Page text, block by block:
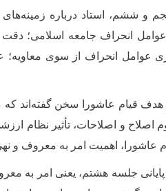
و ششم، استاد درباره
عوامل انحراف جامعه اسلامى؛
عوامل انحراف از سوى معاویه؛
قیام عاشورا سخن گفته‌اند
اصلاح و اصلاحات، تأثیر نظام
عاشورا، اهمیت امر به معروف و
جلسه هشتم، یعنى امر به